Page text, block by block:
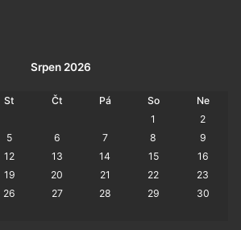
Srpen 2026
St Čt Pá So
Ne
1
2
5 6 7 8
9
12 13 14 15
16
19 20 21 22
23
26 27 28 29
30